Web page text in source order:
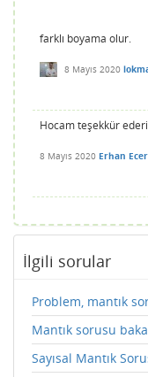
farklı boyama olur.
8 Mayıs 2020
Hocam teşekkür
8 Mayıs 2020 Erhan Ecer
İlgili sorular
Problem, mantık
Mantık sorusu
Sayısal Mantık